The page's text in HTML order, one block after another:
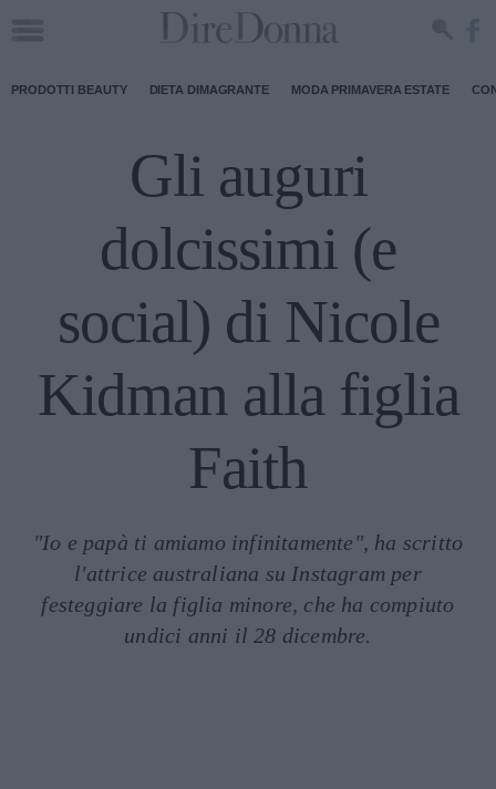
PRODOTTI BEAUTY DIETA DIMAGRANTE MODA PRIMAVERA ESTATE
Gli auguri
dolcissimi (e
social) di Nicole
Kidman alla figlia
Faith
"Io e papà ti amiamo infinitamente", ha scritto
l'attrice australiana su Instagram per
festeggiare la figlia minore, che ha compiuto
undici anni il 28 dicembre.